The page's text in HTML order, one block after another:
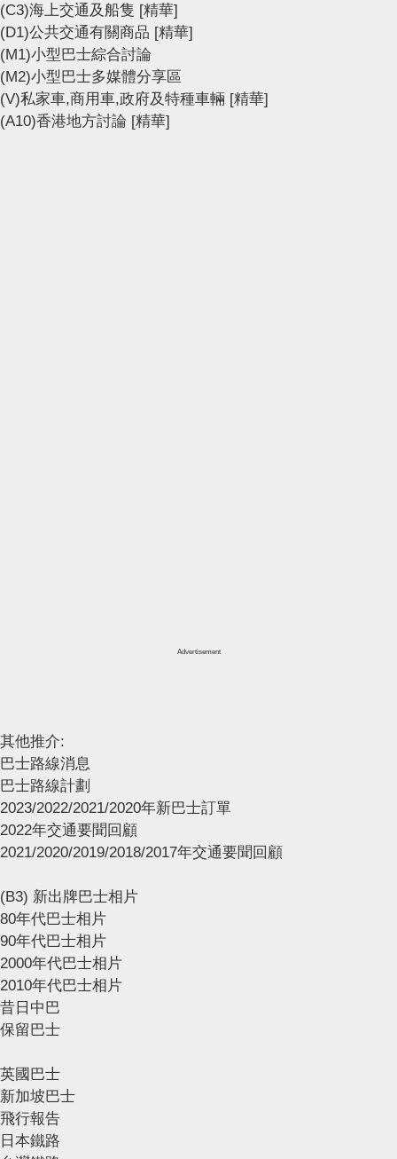
(C3)海上交通及船隻 [精華]
(D1)公共交通有關商品 [精華]
(M1)小型巴士綜合討論
(M2)小型巴士多媒體分享區
(V)私家車,商用車,政府及特種車輛 [精華]
(A10)香港地方討論 [精華]
Advertisement
其他推介:
巴士路線消息
巴士路線計劃
2023/2022/2021/2020年新巴士訂單
2022年交通要聞回顧
2021/2020/2019/2018/2017年交通要聞回顧
(B3) 新出牌巴士相片
80年代巴士相片
90年代巴士相片
2000年代巴士相片
2010年代巴士相片
昔日中巴
保留巴士
英國巴士
新加坡巴士
飛行報告
日本鐵路